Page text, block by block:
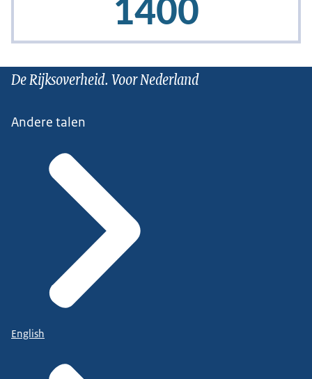
De Rijksoverheid. Voor Nederland
Andere talen
English